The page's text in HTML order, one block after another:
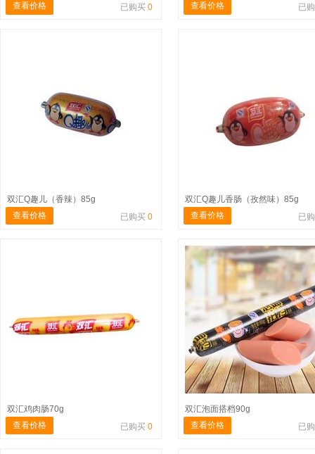
查看价格
已购买 0
查看价格
已
双汇Q趣儿（香辣）85g
查看价格
已购买 0
双汇Q趣儿香肠（孜然味）85g
查看价格
已
双汇鸡肉肠70g
查看价格
已购买 0
双汇泡面搭档90g
查看价格
已